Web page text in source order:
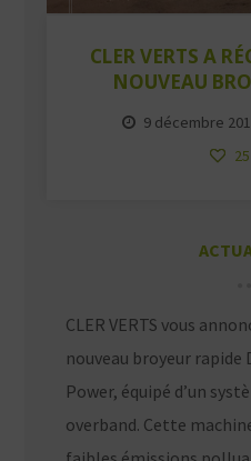
CLER VERTS A
NOUVEAU
9 décembre
25
CLER VERTS vous
nouveau broyeur rapide
Power, équipé d’un
overband. Cette